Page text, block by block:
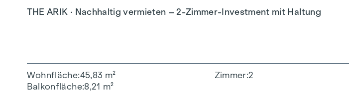
THE ARIK · Nachhaltig vermieten – 2-Zimmer-Investment mit Haltung
Wohnfläche 45,83 m²
Balkonfläche 8,21 m²
Zimmer 2